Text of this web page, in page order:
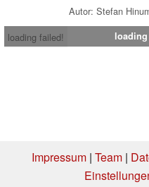
Autor: Stefan
loading failed!
Impressum| Team|